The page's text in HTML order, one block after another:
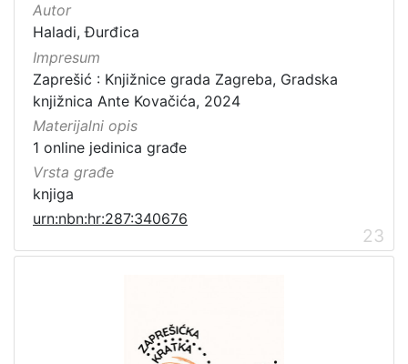
Autor
Haladi, Đurđica
Impresum
Zaprešić : Knjižnice grada Zagreba, Gradska
knjižnica Ante Kovačića, 2024
Materijalni opis
1 online jedinica građe
Vrsta građe
knjiga
urn:nbn:hr:287:340676
23